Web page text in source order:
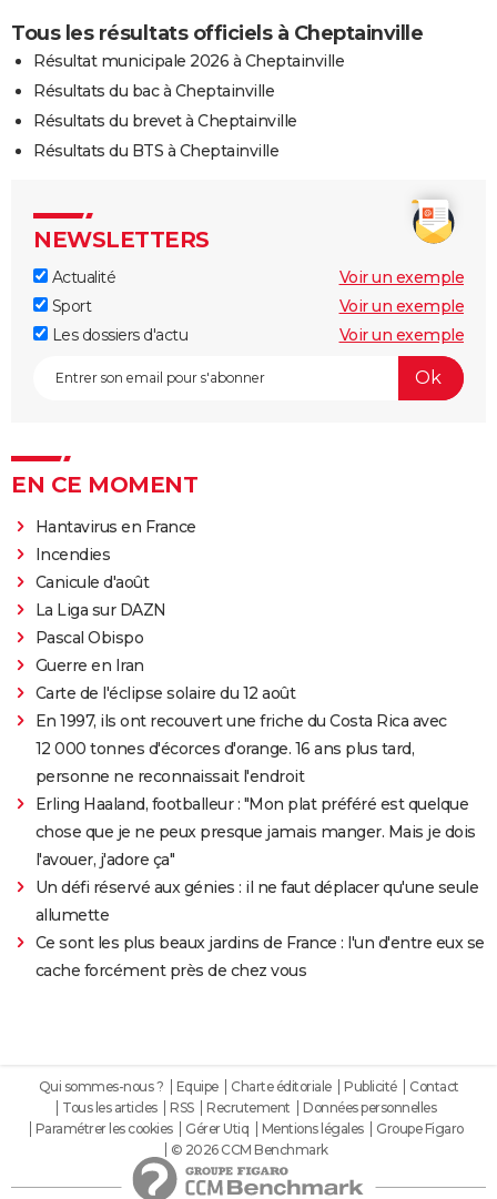
Tous les résultats officiels à Cheptainville
Résultat municipale 2026 à Cheptainville
Résultats du bac à Cheptainville
Résultats du brevet à Cheptainville
Résultats du BTS à Cheptainville
NEWSLETTERS
Actualité
Voir un exemple
Sport
Voir un exemple
Les dossiers d'actu
Voir un exemple
EN CE MOMENT
Hantavirus en France
Incendies
Canicule d'août
La Liga sur DAZN
Pascal Obispo
Guerre en Iran
Carte de l'éclipse solaire du 12 août
En 1997, ils ont recouvert une friche du Costa Rica avec
12 000 tonnes d'écorces d'orange. 16 ans plus tard,
personne ne reconnaissait l'endroit
Erling Haaland, footballeur : "Mon plat préféré est quelque
chose que je ne peux presque jamais manger. Mais je dois
l'avouer, j'adore ça"
Un défi réservé aux génies : il ne faut déplacer qu'une seule
allumette
Ce sont les plus beaux jardins de France : l'un d'entre eux se
cache forcément près de chez vous
Qui sommes-nous ? Equipe Charte éditoriale Publicité
Contact
Tous les articles
RSS Recrutement
Données personnelles
Paramétrer les cookies
Gérer Utiq Mentions légales
Groupe Figaro
© 2026 CCM Benchmark